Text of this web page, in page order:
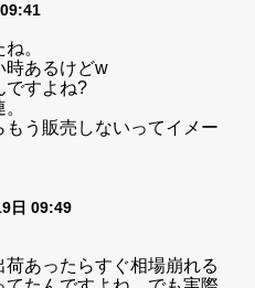
。
時あるけどw
ですよね?
う販売しないってイメー
日 09:49
あったらすぐ相場崩れる